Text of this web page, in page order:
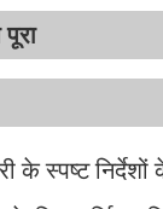
स्पष्ट